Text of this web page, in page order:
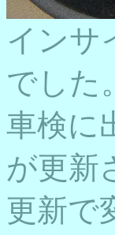
インサ
でした。
車検に
が更新
更新で